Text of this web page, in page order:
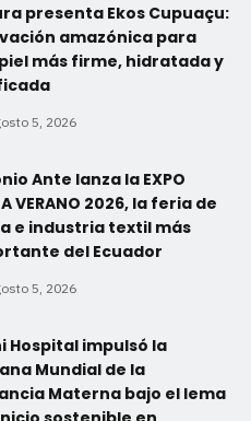
presenta Ekos Cupuaçu:
amazónica para
más firme, hidratada y
5, 2026
Ante lanza la EXPO
VERANO 2026, la feria de
e industria textil más
del Ecuador
5, 2026
Hospital impulsó la
Mundial de la
Materna bajo el lema